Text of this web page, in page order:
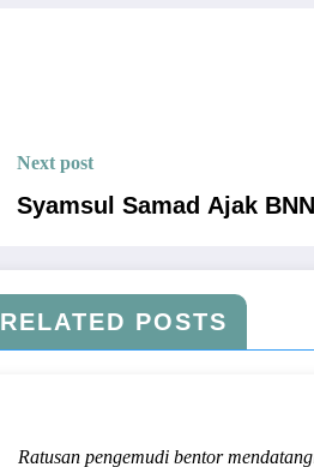
Next post
Syamsul Samad Ajak
RELATED POSTS
Ratusan pengemudi bentor